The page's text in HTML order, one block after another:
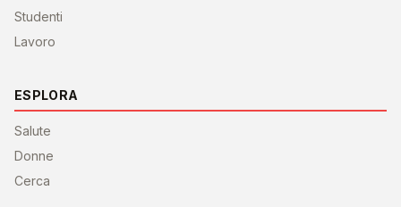
Studenti
Lavoro
ESPLORA
Salute
Donne
Cerca